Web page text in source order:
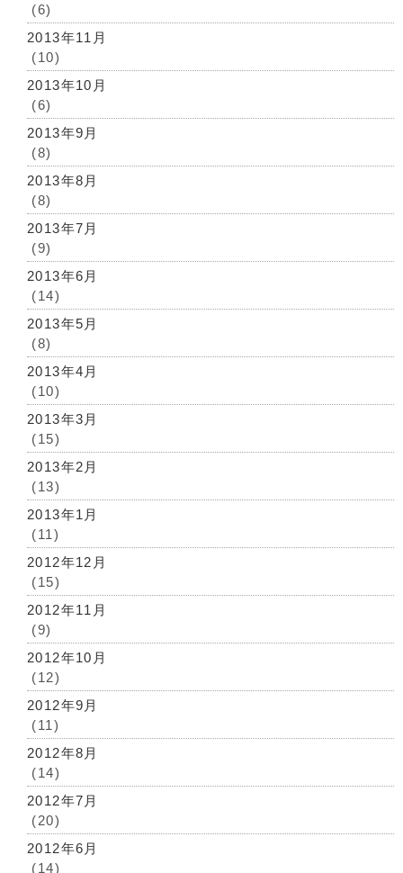
(6)
2013年11月
(10)
2013年10月
(6)
2013年9月
(8)
2013年8月
(8)
2013年7月
(9)
2013年6月
(14)
2013年5月
(8)
2013年4月
(10)
2013年3月
(15)
2013年2月
(13)
2013年1月
(11)
2012年12月
(15)
2012年11月
(9)
2012年10月
(12)
2012年9月
(11)
2012年8月
(14)
2012年7月
(20)
2012年6月
(14)